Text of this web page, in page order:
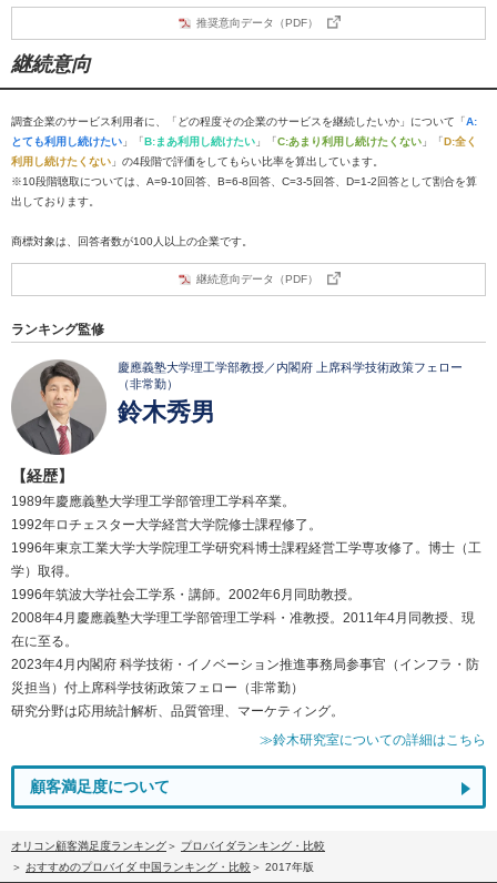
推奨意向データ（PDF）
継続意向
調査企業のサービス利用者に、「どの程度その企業のサービスを継続したいか」について「A:
とても利用し続けたい 」「B:まあ利用し続けたい 」「C:あまり利用し続けたくない 」「D:全く
利用し続けたくない 」の4段階で評価をしてもらい比率を算出しています。
※10段階聴取については、A=9-10回答、B=6-8回答、C=3-5回答、D=1-2回答として割合を算
出しております。
商標対象は、回答者数が100人以上の企業です。
継続意向データ（PDF）
ランキング監修
慶應義塾大学理工学部教授／内閣府 上席科学技術政策フェロー
（非常勤）
鈴木秀男
【経歴】
1989年慶應義塾大学理工学部管理工学科卒業。
1992年ロチェスター大学経営大学院修士課程修了。
1996年東京工業大学大学院理工学研究科博士課程経営工学専攻修了。博士（工
学）取得。
1996年筑波大学社会工学系・講師。2002年6月同助教授。
2008年4月慶應義塾大学理工学部管理工学科・准教授。2011年4月同教授、現
在に至る。
2023年4月内閣府 科学技術・イノベーション推進事務局参事官（インフラ・防
災担当）付上席科学技術政策フェロー（非常勤）
研究分野は応用統計解析、品質管理、マーケティング。
≫鈴木研究室についての詳細はこちら
顧客満足度について
オリコン顧客満足度ランキング
プロバイダランキング・比較
おすすめのプロバイダ 中国ランキング・比較
2017年版